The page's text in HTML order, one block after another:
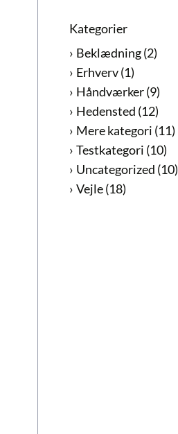
Kategorier
Beklædning(2)
Erhverv(1)
Håndværker(9)
Hedensted (12)
Mere kategori (11)
Testkategori (10)
Uncategorized (10)
Vejle(18)